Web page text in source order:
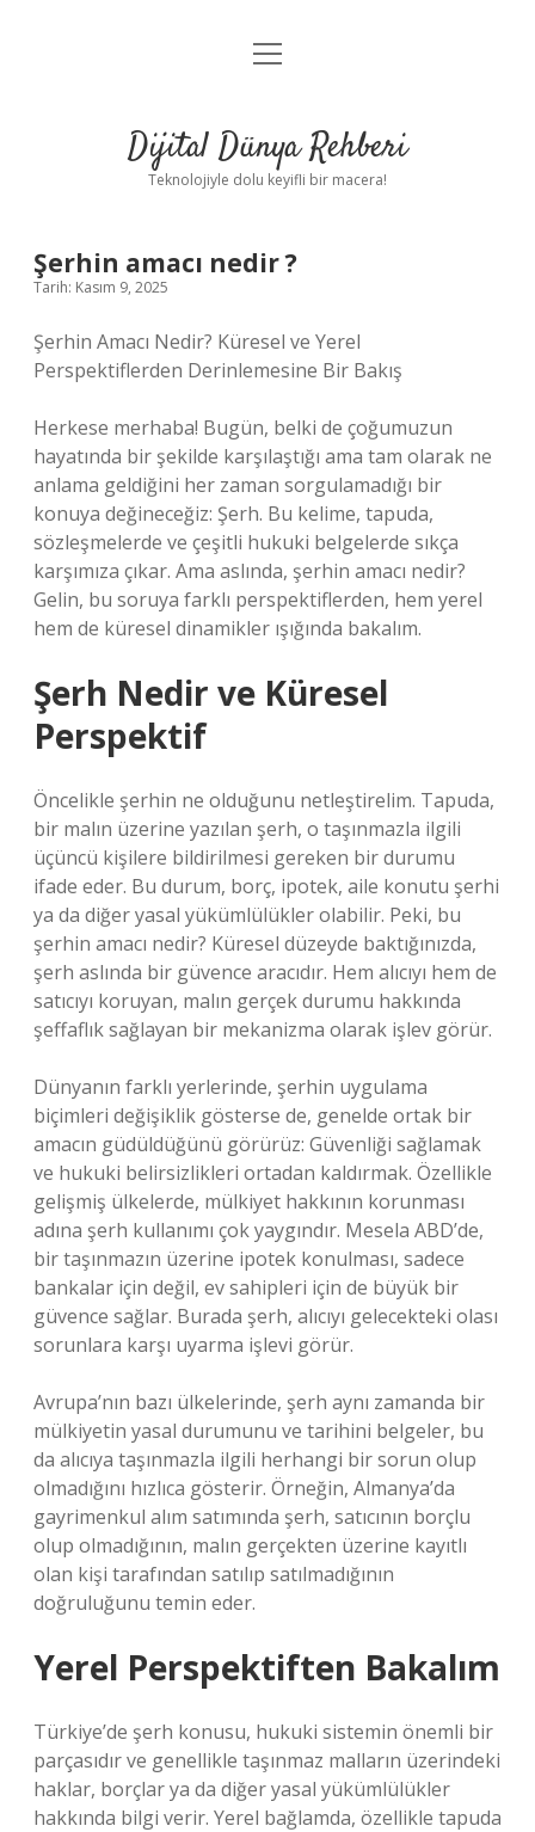
Anasayfa
Yasal Uyarı
menüyü
Dijital Dünya Rehberi
Teknolojiyle dolu keyifli bir macera!
Şerhin amacı nedir ?
Tarih: Kasım 9, 2025
Şerhin Amacı Nedir? Küresel ve Yerel
Perspektiflerden Derinlemesine Bir Bakış
Herkese merhaba! Bugün, belki de çoğumuzun
hayatında bir şekilde karşılaştığı ama tam olarak ne
anlama geldiğini her zaman sorgulamadığı bir
konuya değineceğiz: Şerh. Bu kelime, tapuda,
sözleşmelerde ve çeşitli hukuki belgelerde sıkça
karşımıza çıkar. Ama aslında, şerhin amacı nedir?
Gelin, bu soruya farklı perspektiflerden, hem yerel
hem de küresel dinamikler ışığında bakalım.
Şerh Nedir ve Küresel
Perspektif
Öncelikle şerhin ne olduğunu netleştirelim. Tapuda,
bir malın üzerine yazılan şerh, o taşınmazla ilgili
üçüncü kişilere bildirilmesi gereken bir durumu
ifade eder. Bu durum, borç, ipotek, aile konutu şerhi
ya da diğer yasal yükümlülükler olabilir. Peki, bu
şerhin amacı nedir? Küresel düzeyde baktığınızda,
şerh aslında bir güvence aracıdır. Hem alıcıyı hem de
satıcıyı koruyan, malın gerçek durumu hakkında
şeffaflık sağlayan bir mekanizma olarak işlev görür.
Dünyanın farklı yerlerinde, şerhin uygulama
biçimleri değişiklik gösterse de, genelde ortak bir
amacın güdüldüğünü görürüz: Güvenliği sağlamak
ve hukuki belirsizlikleri ortadan kaldırmak. Özellikle
gelişmiş ülkelerde, mülkiyet hakkının korunması
adına şerh kullanımı çok yaygındır. Mesela ABD’de,
bir taşınmazın üzerine ipotek konulması, sadece
bankalar için değil, ev sahipleri için de büyük bir
güvence sağlar. Burada şerh, alıcıyı gelecekteki olası
sorunlara karşı uyarma işlevi görür.
Avrupa’nın bazı ülkelerinde, şerh aynı zamanda bir
mülkiyetin yasal durumunu ve tarihini belgeler, bu
da alıcıya taşınmazla ilgili herhangi bir sorun olup
olmadığını hızlıca gösterir. Örneğin, Almanya’da
gayrimenkul alım satımında şerh, satıcının borçlu
olup olmadığının, malın gerçekten üzerine kayıtlı
olan kişi tarafından satılıp satılmadığının
doğruluğunu temin eder.
Yerel Perspektiften Bakalım
Türkiye’de şerh konusu, hukuki sistemin önemli bir
parçasıdır ve genellikle taşınmaz malların üzerindeki
haklar, borçlar ya da diğer yasal yükümlülükler
hakkında bilgi verir. Yerel bağlamda, özellikle tapuda